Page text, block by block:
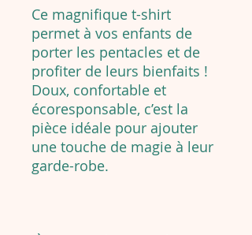
Ce magnifique t-shirt
permet à vos enfants de
porter les pentacles et de
profiter de leurs bienfaits !
Doux, confortable et
écoresponsable, c’est la
pièce idéale pour ajouter
une touche de magie à leur
garde-robe.